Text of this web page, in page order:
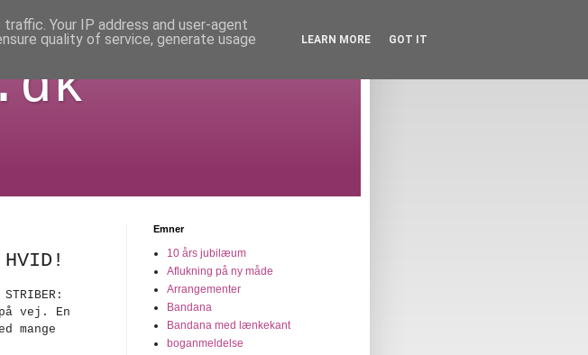
vej. En
mange
Emner
10 års jubilæum
Aflukning på ny måde
Arrangementer
Bandana
Bandana med lænkekant
boganmeldelse
Your IP address and user-agent
quality of service, generate usage
LEARN MORE GOT IT